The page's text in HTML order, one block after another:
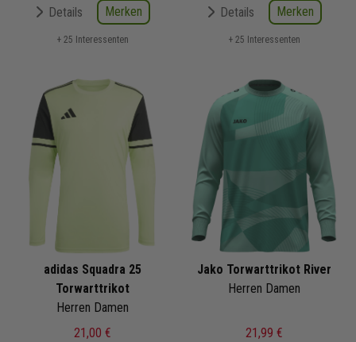
Details Merken
+ 25 Interessenten
Details Merken
+ 25 Interessenten
adidas Squadra 25
Torwarttrikot
Herren Damen
21,00 €
Jako Torwarttrikot River
Herren Damen
21,99 €